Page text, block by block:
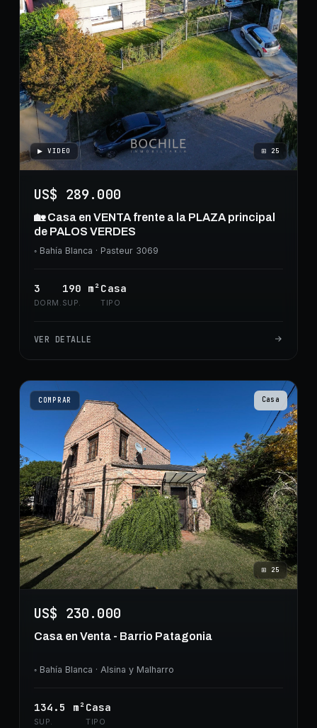
⊞ 25
▶ VIDEO
US$ 289.000
🏡 Casa en VENTA frente a la PLAZA principal
de PALOS VERDES
◦ Bahía Blanca · Pasteur 3069
3
DORM.
190 m²
SUP.
Casa
TIPO
VER DETALLE
COMPRAR Casa
⊞ 25
US$ 230.000
Casa en Venta - Barrio Patagonia
◦ Bahía Blanca · Alsina y Malharro
134.5 m²
SUP.
Casa
TIPO